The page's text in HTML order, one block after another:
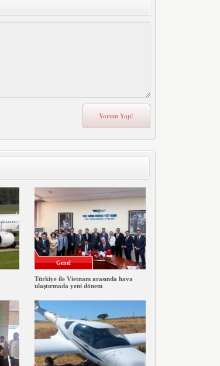
Genel
Türkiye ile Vietnam arasında hava
ulaştırmada yeni dönem